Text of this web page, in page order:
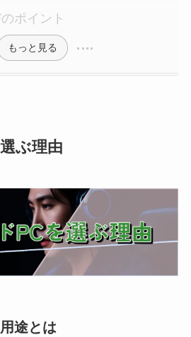
ポイント
もっと見る
ぶ理由
途とは